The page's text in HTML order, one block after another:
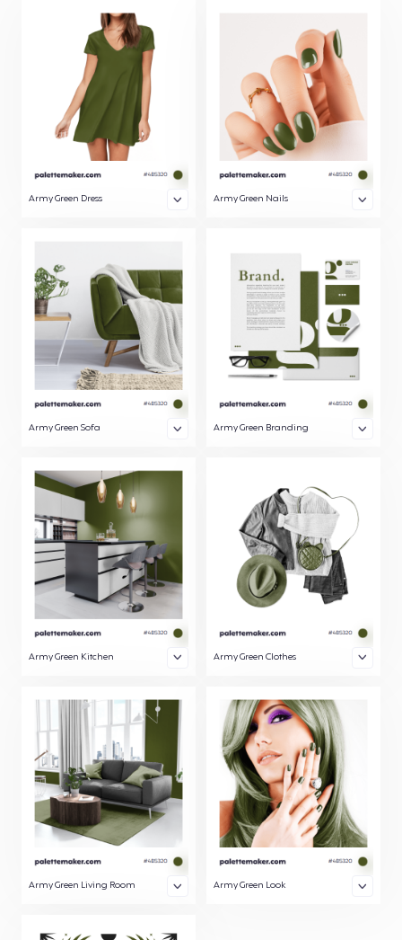
Army Green Dress Army Green Nails
Army Green Sofa Army Green Branding
Army Green Kitchen Army Green Clothes
Army Green Living Room Army Green Look